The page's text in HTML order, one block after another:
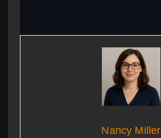
Nancy Miller